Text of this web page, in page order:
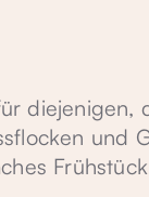
diejenigen,
und